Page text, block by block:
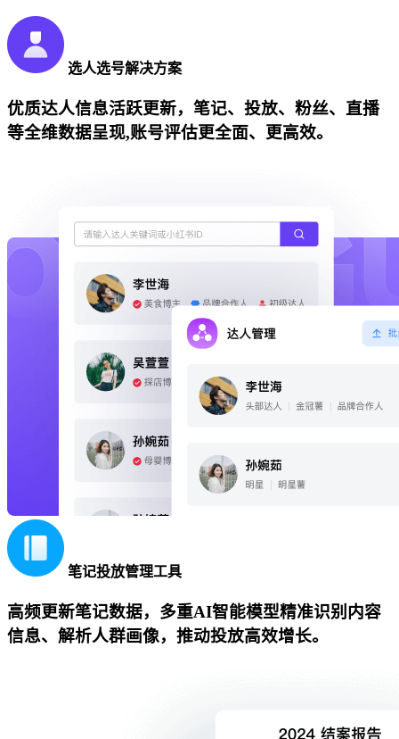
选人选号解决方案
优质达人信息活跃更新，笔记、投放、粉丝、直播
等全维数据呈现,账号评估更全面、更高效。
笔记投放管理工具
高频更新笔记数据，多重AI智能模型精准识别内容
信息、解析人群画像，推动投放高效增长。